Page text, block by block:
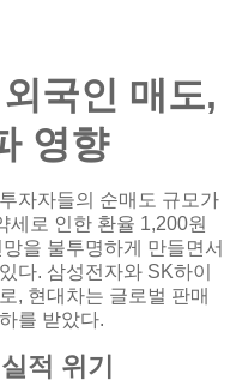
국인 매도,
영향
자자들의 순매도 규모가
세로 인한 환율 1,200원
을 불투명하게 만들면서
다. 삼성전자와 SK하이
, 현대차는 글로벌 판매
를 받았다.
적 위기